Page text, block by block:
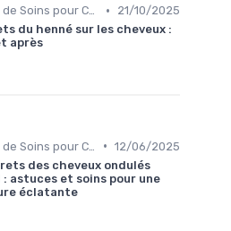
Routine de Soins pour Cheveux Bouclés •
21/10/2025
du henné sur les cheveux :
après
• 12/06/2025
des cheveux ondulés
astuces et soins pour une
éclatante